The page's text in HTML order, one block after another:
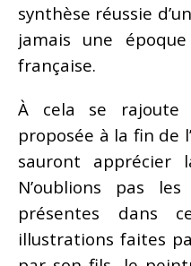
synthèse réussie
jamais une
française.
À cela se rajoute
proposée à la fin de
sauront apprécier
N’oublions pas
présentes dans
illustrations faites